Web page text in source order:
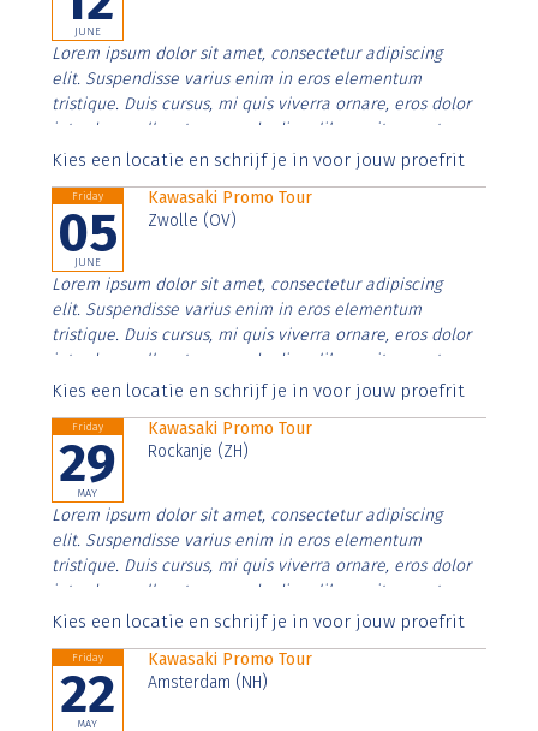
JUNE
Lorem ipsum dolor sit amet, consectetur adipiscing
elit. Suspendisse varius enim in eros elementum
tristique. Duis cursus, mi quis viverra ornare, eros dolor
interdum nulla, ut commodo diam libero vitae erat.
Aenean faucibus nibh et justo cursus id rutrum lorem
Kies een locatie en schrijf je in voor jouw proefrit
Friday
05
JUNE
Kawasaki Promo Tour
Zwolle (OV)
Lorem ipsum dolor sit amet, consectetur adipiscing
elit. Suspendisse varius enim in eros elementum
tristique. Duis cursus, mi quis viverra ornare, eros dolor
interdum nulla, ut commodo diam libero vitae erat.
Aenean faucibus nibh et justo cursus id rutrum lorem
Kies een locatie en schrijf je in voor jouw proefrit
Friday
29
MAY
Kawasaki Promo Tour
Rockanje (ZH)
Lorem ipsum dolor sit amet, consectetur adipiscing
elit. Suspendisse varius enim in eros elementum
tristique. Duis cursus, mi quis viverra ornare, eros dolor
interdum nulla, ut commodo diam libero vitae erat.
Aenean faucibus nibh et justo cursus id rutrum lorem
Kies een locatie en schrijf je in voor jouw proefrit
Friday
22
MAY
Kawasaki Promo Tour
Amsterdam (NH)